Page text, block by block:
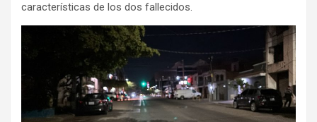
características de los dos fallecidos.